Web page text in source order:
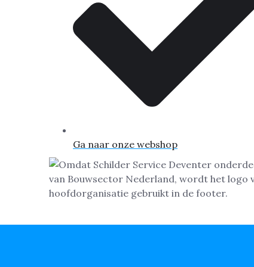
Ga naar onze webshop